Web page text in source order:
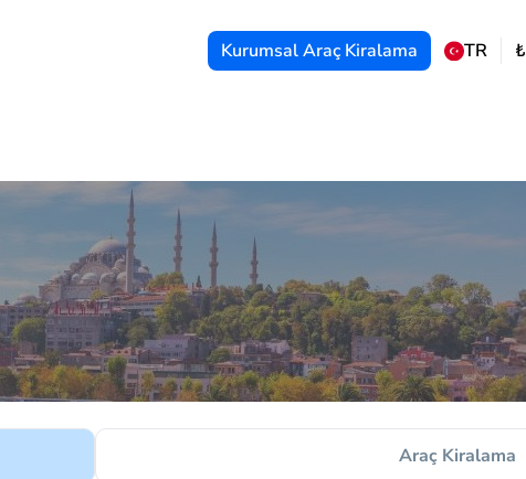
Kurumsal Araç Kiralama TR ₺
Araç Kiralama